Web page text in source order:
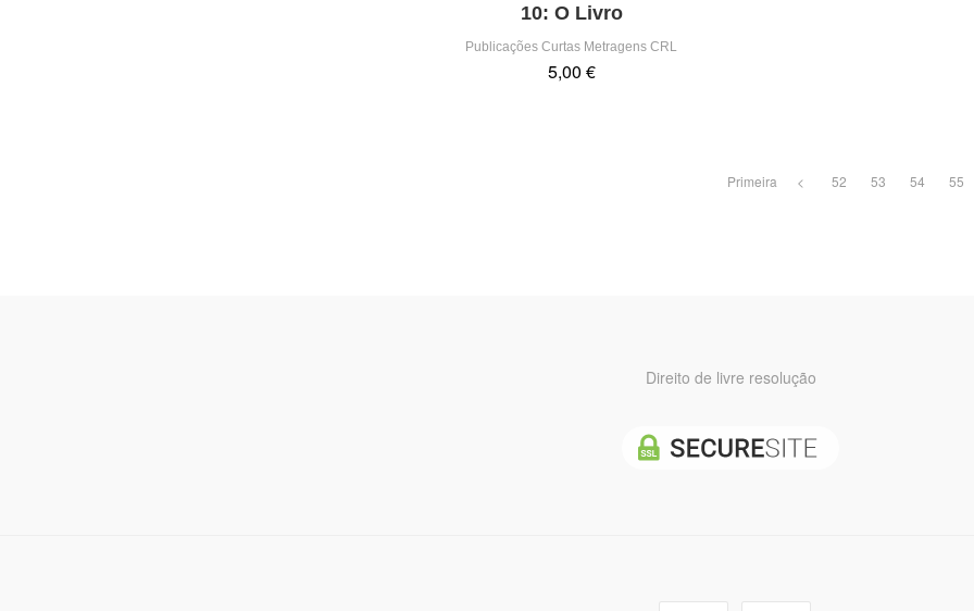
10: O Livro
Publicações Curtas Metragens CRL
5,00 €
Primeira < 52 53 54 55
Direito de livre resolução